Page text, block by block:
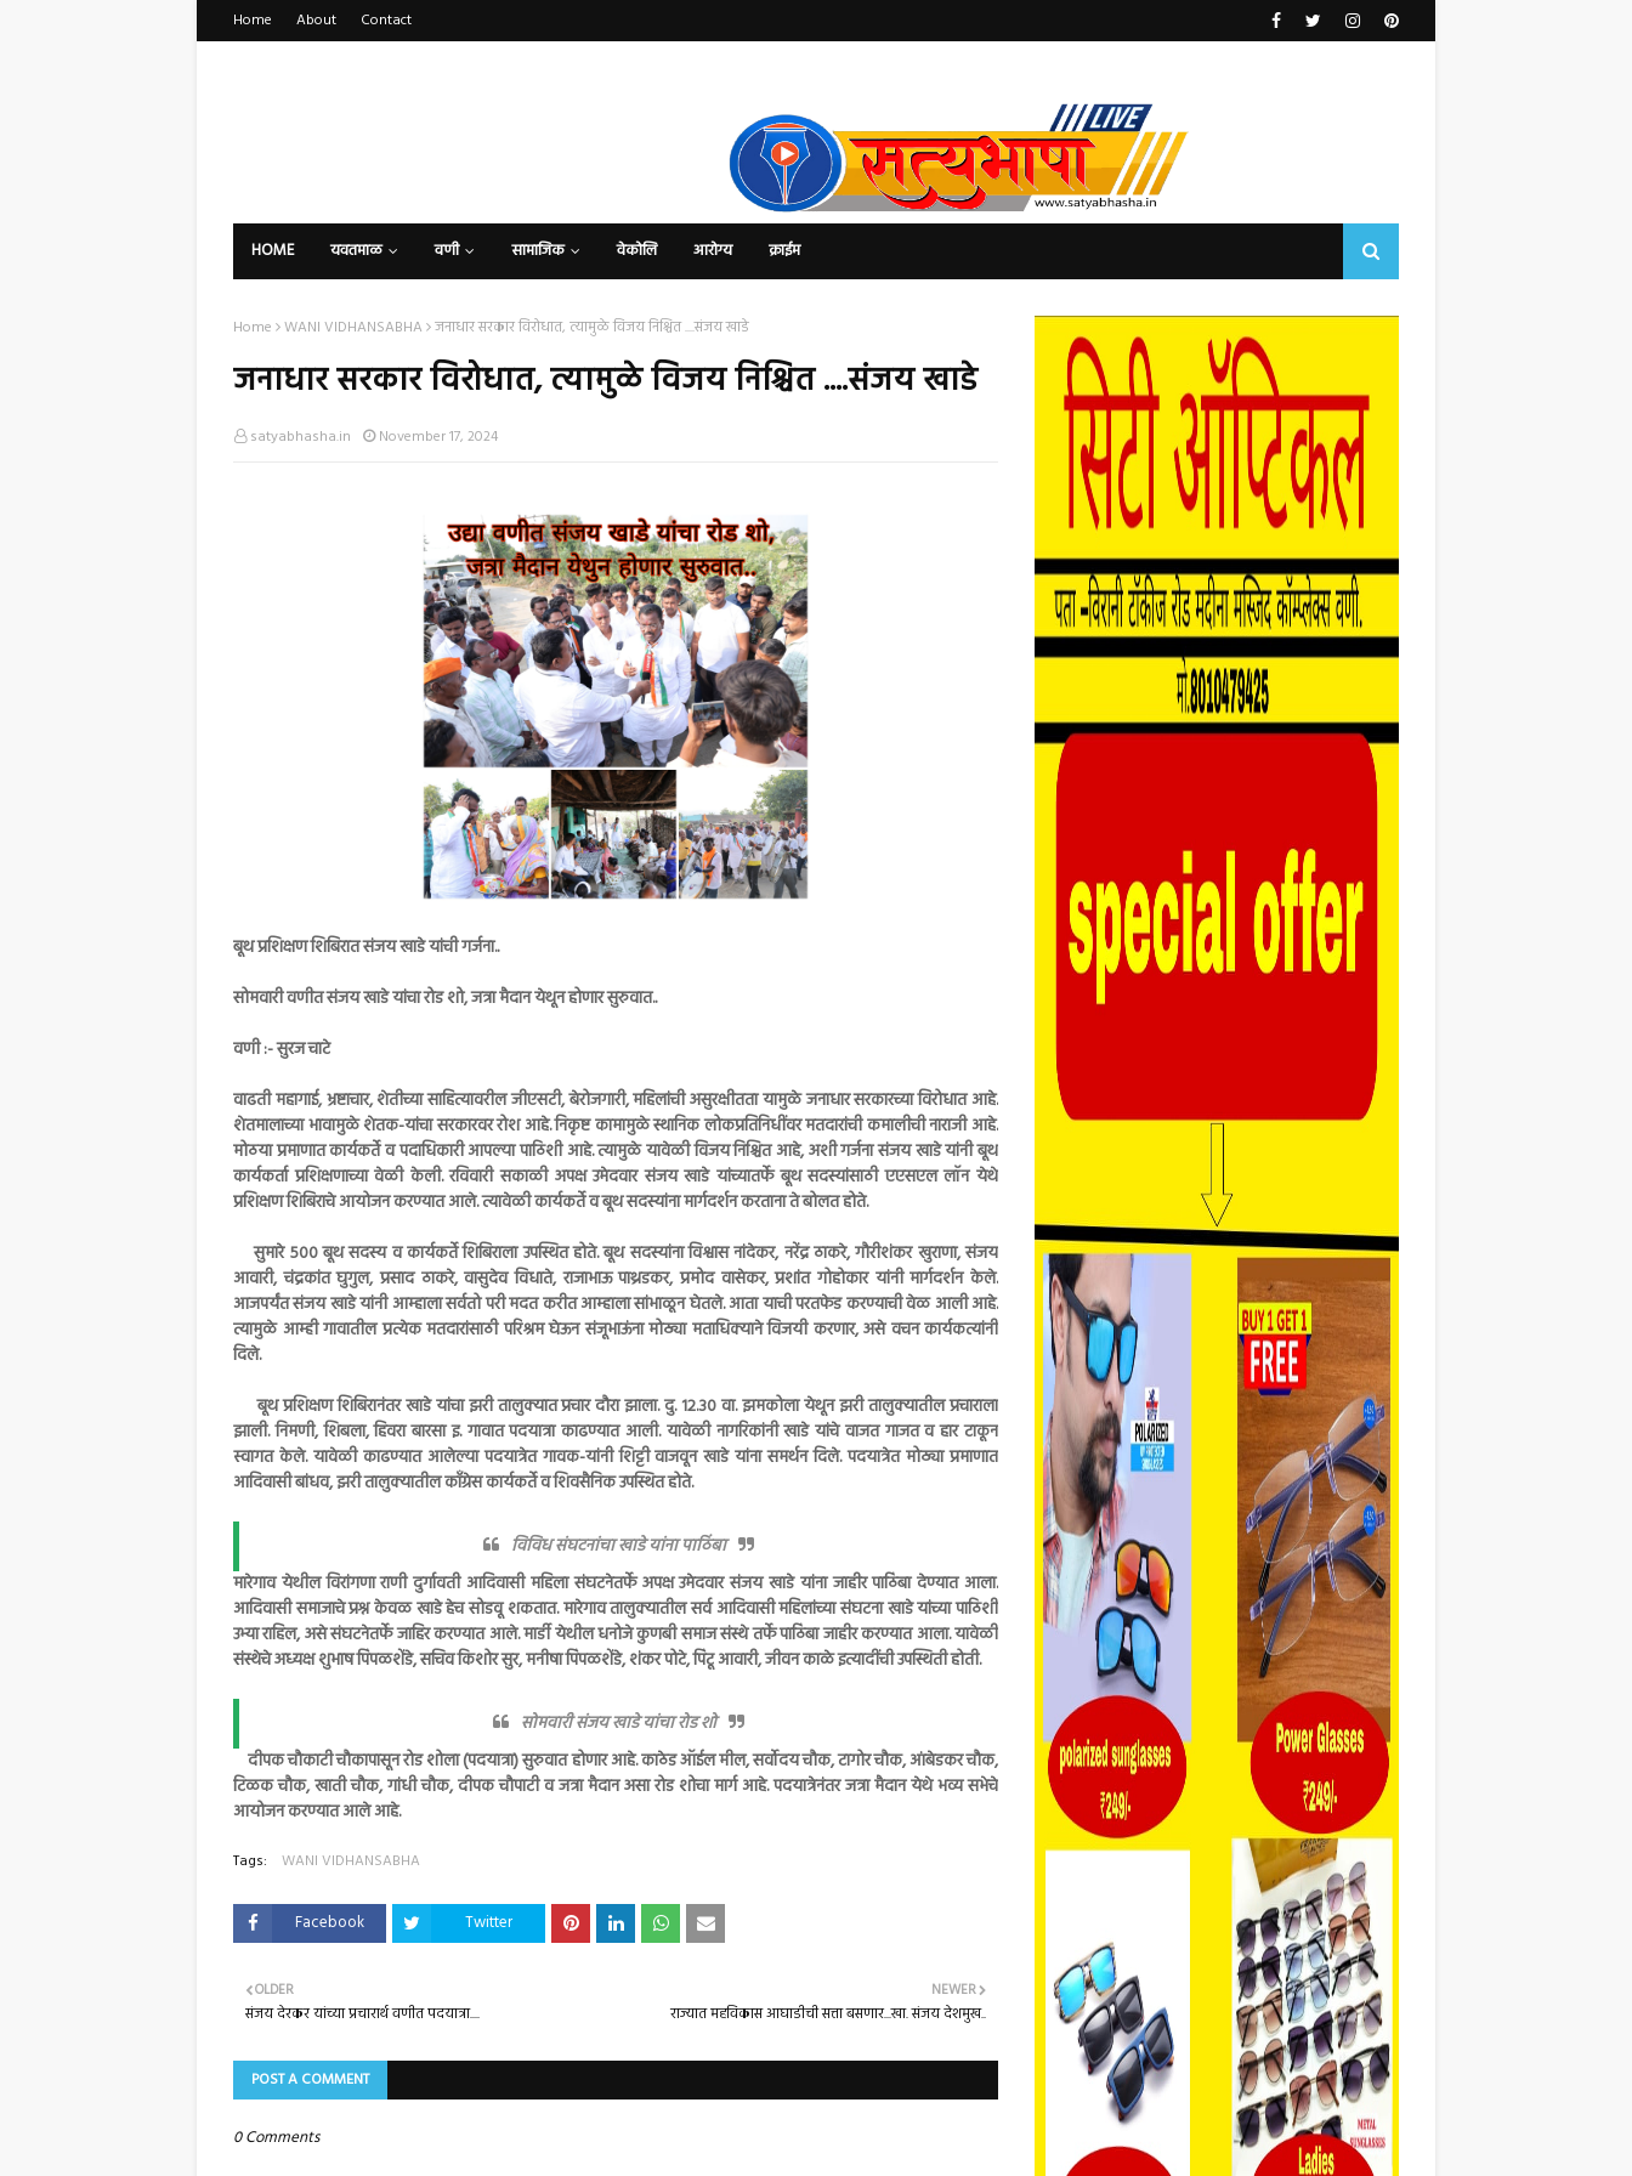
Home About Contact
HOME यवतमाळ वणी सामाजिक वेकोलि आरोग्य क्राईम
Home WANI VIDHANSABHA जनाधार सरकार विरोधात, त्यामुळे विजय निश्चित ....संजय खाडे
जनाधार सरकार विरोधात, त्यामुळे विजय निश्चित ....संजय खाडे
satyabhasha.in November 17, 2024
बूथ प्रशिक्षण शिबिरात संजय खाडे यांची गर्जना..
सोमवारी वणीत संजय खाडे यांचा रोड शो, जत्रा मैदान येथून होणार सुरुवात..
वणी :- सुरज चाटे
वाढती महागाई, भ्रष्टाचार, शेतीच्या साहित्यावरील जीएसटी, बेरोजगारी, महिलांची असुरक्षीतता यामुळे जनाधार सरकारच्या विरोधात आहे.
शेतमालाच्या भावामुळे शेतक-यांचा सरकारवर रोश आहे. निकृष्ट कामामुळे स्थानिक लोकप्रतिनिधींवर मतदारांची कमालीची नाराजी आहे.
मोठया प्रमाणात कार्यकर्ते व पदाधिकारी आपल्या पाठिशी आहे. त्यामुळे यावेळी विजय निश्चित आहे, अशी गर्जना संजय खाडे यांनी बूथ
कार्यकर्ता प्रशिक्षणाच्या वेळी केली. रविवारी सकाळी अपक्ष उमेदवार संजय खाडे यांच्यातर्फे बूथ सदस्यांसाठी एएसएल लॉन येथे
प्रशिक्षण शिबिराचे आयोजन करण्यात आले. त्यावेळी कार्यकर्ते व बूथ सदस्यांना मार्गदर्शन करताना ते बोलत होते.
सुमारे 500 बूथ सदस्य व कार्यकर्ते शिबिराला उपस्थित होते. बूथ सदस्यांना विश्वास नांदेकर, नरेंद्र ठाकरे, गौरीशंकर खुराणा, संजय
आवारी, चंद्रकांत घुगुल, प्रसाद ठाकरे, वासुदेव विधाते, राजाभाऊ पाथ्रडकर, प्रमोद वासेकर, प्रशांत गोहोकार यांनी मार्गदर्शन केले.
आजपर्यंत संजय खाडे यांनी आम्हाला सर्वतो परी मदत करीत आम्हाला सांभाळून घेतले. आता याची परतफेड करण्याची वेळ आली आहे.
त्यामुळे आम्ही गावातील प्रत्येक मतदारांसाठी परिश्रम घेऊन संजूभाऊंना मोठ्या मताधिक्याने विजयी करणार, असे वचन कार्यकत्यांनी
दिले.
बूथ प्रशिक्षण शिबिरानंतर खाडे यांचा झरी तालुक्यात प्रचार दौरा झाला. दु. 12.30 वा. झमकोला येथून झरी तालुक्यातील प्रचाराला
झाली. निमणी, शिबला, हिवरा बारसा इ. गावात पदयात्रा काढण्यात आली. यावेळी नागरिकांनी खाडे यांचे वाजत गाजत व हार टाकून
स्वागत केले. यावेळी काढण्यात आलेल्या पदयात्रेत गावक-यांनी शिट्टी वाजवून खाडे यांना समर्थन दिले. पदयात्रेत मोठ्या प्रमाणात
आदिवासी बांधव, झरी तालुक्यातील काँग्रेस कार्यकर्ते व शिवसैनिक उपस्थित होते.
विविध संघटनांचा खाडे यांना पाठिंबा
मारेगाव येथील विरांगणा राणी दुर्गावती आदिवासी महिला संघटनेतर्फे अपक्ष उमेदवार संजय खाडे यांना जाहीर पाठिंबा देण्यात आला.
आदिवासी समाजाचे प्रश्न केवळ खाडे हेच सोडवू शकतात. मारेगाव तालुक्यातील सर्व आदिवासी महिलांच्या संघटना खाडे यांच्या पाठिशी
उभ्या राहिल, असे संघटनेतर्फे जाहिर करण्यात आले. मार्डी येथील धनोजे कुणबी समाज संस्थे तर्फे पाठिंबा जाहीर करण्यात आला. यावेळी
संस्थेचे अध्यक्ष शुभाष पिंपळशेंडे, सचिव किशोर सुर, मनीषा पिंपळशेंडे, शंकर पोटे, पिंटू आवारी, जीवन काळे इत्यादींची उपस्थिती होती.
सोमवारी संजय खाडे यांचा रोड शो
दीपक चौकाटी चौकापासून रोड शोला (पदयात्रा) सुरुवात होणार आहे. काठेड ऑईल मील, सर्वोदय चौक, टागोर चौक, आंबेडकर चौक,
टिळक चौक, खाती चौक, गांधी चौक, दीपक चौपाटी व जत्रा मैदान असा रोड शोचा मार्ग आहे. पदयात्रेनंतर जत्रा मैदान येथे भव्य सभेचे
आयोजन करण्यात आले आहे.
Tags: WANI VIDHANSABHA
Facebook Twitter
NEWER
राज्यात महविकास आघाडीची सत्ता बसणार...खा. संजय देशमुख..
OLDER
संजय देरकर यांच्या प्रचारार्थ वणीत पदयात्रा....
POST A COMMENT
0 Comments